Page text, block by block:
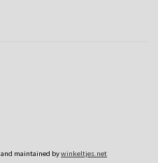
and maintained bywinkeltjes.net